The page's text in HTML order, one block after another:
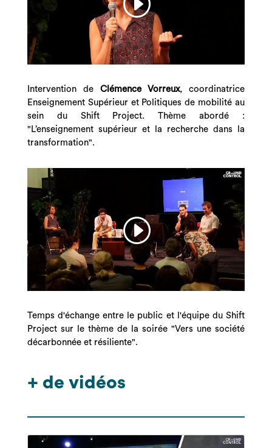
Intervention de Clémence Vorreux, coordinatrice
Enseignement Supérieur et Politiques de mobilité au
sein du Shift Project. Thème abordé :
" L’enseignement supérieur et la recherche dans la
transformation".
Temps d'échange entre le public et l'équipe du Shift
Project sur le thème de la soirée "Vers une société
décarbonnée et résiliente".
+ de vidéos